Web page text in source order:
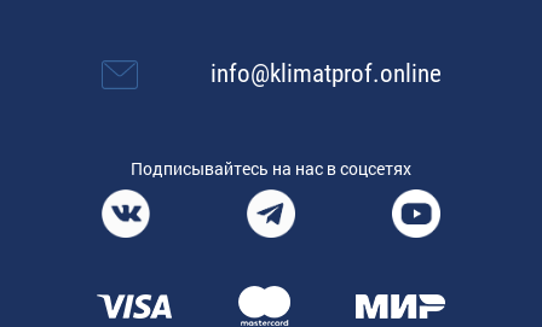
info@klimatprof.online
Подписывайтесь на нас в соцсетях